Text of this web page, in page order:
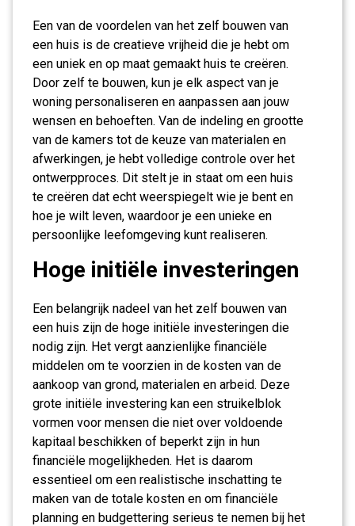
Een van de voordelen van het zelf bouwen van
een huis is de creatieve vrijheid die je hebt om
een uniek en op maat gemaakt huis te creëren.
Door zelf te bouwen, kun je elk aspect van je
woning personaliseren en aanpassen aan jouw
wensen en behoeften. Van de indeling en grootte
van de kamers tot de keuze van materialen en
afwerkingen, je hebt volledige controle over het
ontwerpproces. Dit stelt je in staat om een huis
te creëren dat echt weerspiegelt wie je bent en
hoe je wilt leven, waardoor je een unieke en
persoonlijke leefomgeving kunt realiseren.
Hoge initiële investeringen
Een belangrijk nadeel van het zelf bouwen van
een huis zijn de hoge initiële investeringen die
nodig zijn. Het vergt aanzienlijke financiële
middelen om te voorzien in de kosten van de
aankoop van grond, materialen en arbeid. Deze
grote initiële investering kan een struikelblok
vormen voor mensen die niet over voldoende
kapitaal beschikken of beperkt zijn in hun
financiële mogelijkheden. Het is daarom
essentieel om een realistische inschatting te
maken van de totale kosten en om financiële
planning en budgettering serieus te nemen bij het